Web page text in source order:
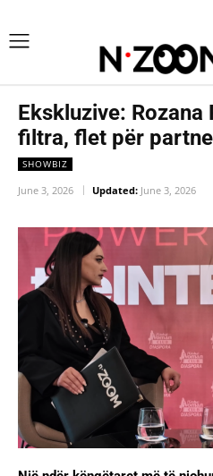
Ekskluzive: Rozana
filtra, flet për
SHOWBIZ
June 3, 2026 Updated: June 3, 2026